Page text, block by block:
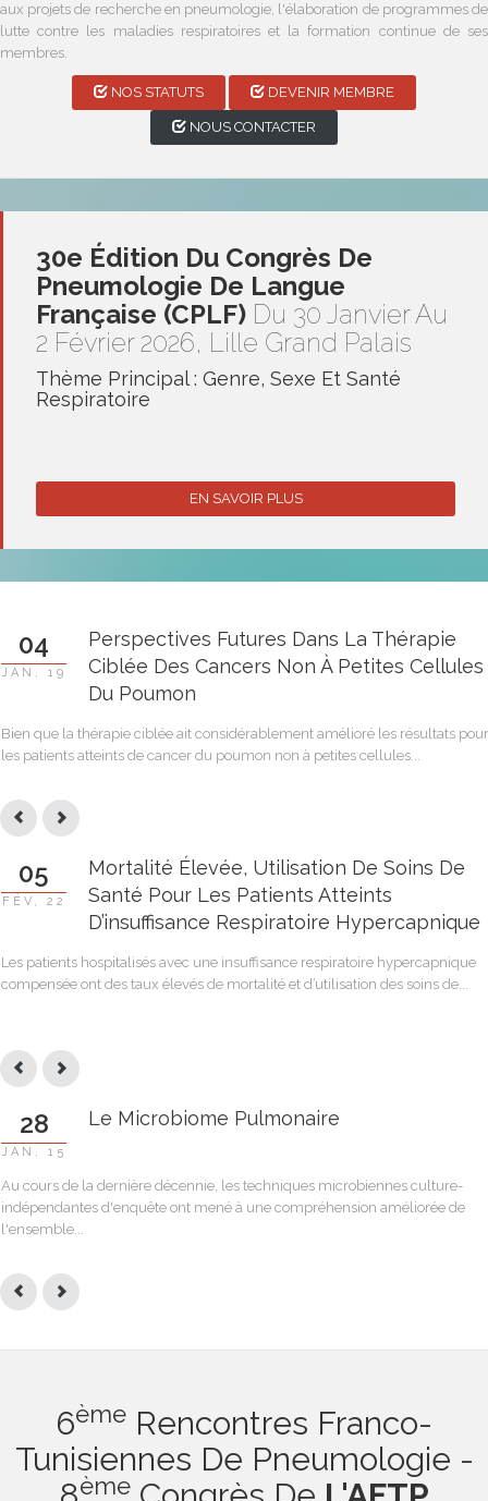
aux projets de recherche en pneumologie, l'élaboration de programmes de
lutte contre les maladies respiratoires et la formation continue de ses
membres.
NOS STATUTS DEVENIR MEMBRE
NOUS CONTACTER
30e Édition Du Congrès De
Pneumologie De Langue
Française (CPLF) Du 30 Janvier Au
2 Février 2026, Lille Grand Palais
Thème Principal : Genre, Sexe Et Santé
Respiratoire
EN SAVOIR PLUS
04
JAN, 19
Perspectives Futures Dans La Thérapie
Ciblée Des Cancers Non À Petites Cellules
Du Poumon
Bien que la thérapie ciblée ait considérablement amélioré les résultats pour
les patients atteints de cancer du poumon non à petites cellules...
05
FÉV, 22
Mortalité Élevée, Utilisation De Soins De
Santé Pour Les Patients Atteints
D’insuffisance Respiratoire Hypercapnique
Les patients hospitalisés avec une insuffisance respiratoire hypercapnique
compensée ont des taux élevés de mortalité et d’utilisation des soins de...
28
JAN, 15
Le Microbiome Pulmonaire
Au cours de la dernière décennie, les techniques microbiennes culture-
indépendantes d'enquête ont mené à une compréhension améliorée de
l'ensemble...
6Ème Rencontres Franco-
Tunisiennes De Pneumologie -
Ème